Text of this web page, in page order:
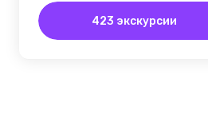
423 экскурсии